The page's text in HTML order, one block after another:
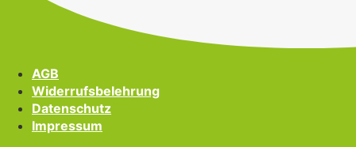
AGB
Widerrufsbelehrung
Datenschutz
Impressum